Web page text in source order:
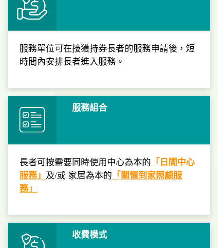
服務單位可在接獲持券長者的服務申請後，短
時間內安排長者進入服務。
服務組合
長者可按需要同時使用中心為本的 「日間中心
服務」 及/或 家居為本的 「關懷到家照顧服
務」
收費模式